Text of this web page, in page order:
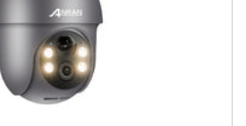
Max
5MP-
Negro